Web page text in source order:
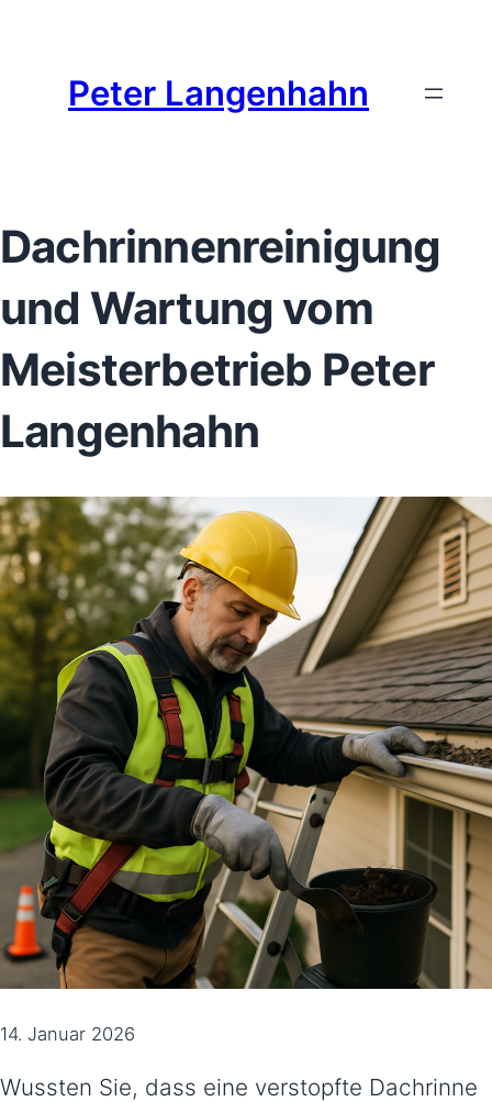
springenPeter Langenhahn
Dachrinnenreinigung
und Wartung vom
Meisterbetrieb Peter
Langenhahn
14. Januar 2026
Wussten Sie, dass eine verstopfte Dachrinne